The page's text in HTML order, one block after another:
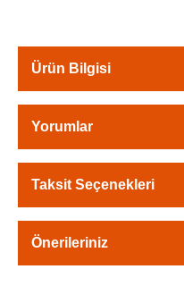
Ürün Bilgisi
Yorumlar
Taksit Seçenekleri
Önerileriniz